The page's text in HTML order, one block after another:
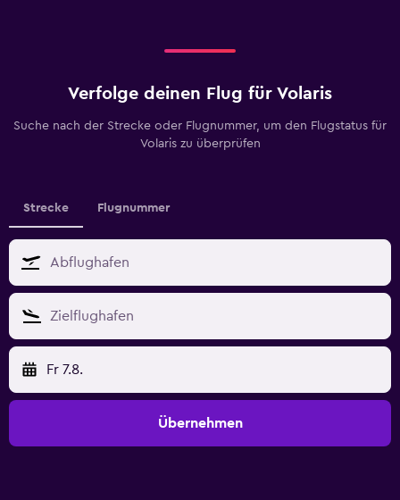
Verfolge deinen Flug für Volaris
Suche nach der Strecke oder Flugnummer, um den Flugstatus für
Volaris zu überprüfen
Strecke Flugnummer
Fr 7.8.
Übernehmen